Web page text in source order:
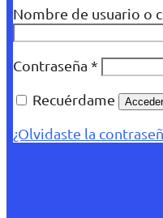
Nombre de usuario o
Contraseña *
Recuérdame
Acceder
¿Olvidaste la